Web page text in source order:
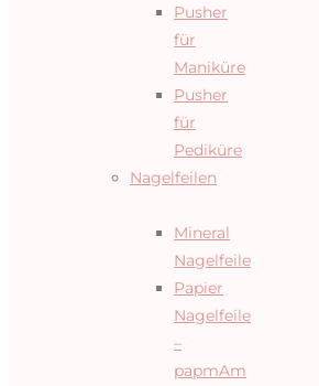
Pusher
für
Maniküre
Pusher
für
Pediküre
Nagelfeilen
Mineral
Nagelfeile
Papier
Nagelfeile
–
papmAm